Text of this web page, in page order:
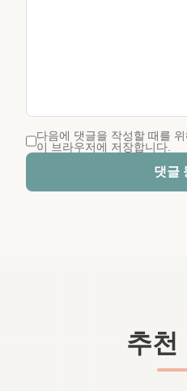
다음에 댓글을 작성할 때를
이 브라우저에 저장합니다.
댓글
추천